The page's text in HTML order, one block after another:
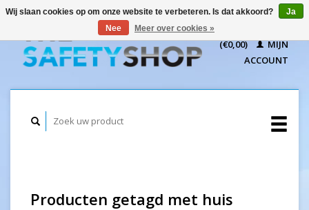
(€0,00)
MIJN
ACCOUNT
Producten getagd met huis
Wij slaan cookies op om onze website te verbeteren. Is dat akkoord?
Ja
Nee
Meer over cookies »